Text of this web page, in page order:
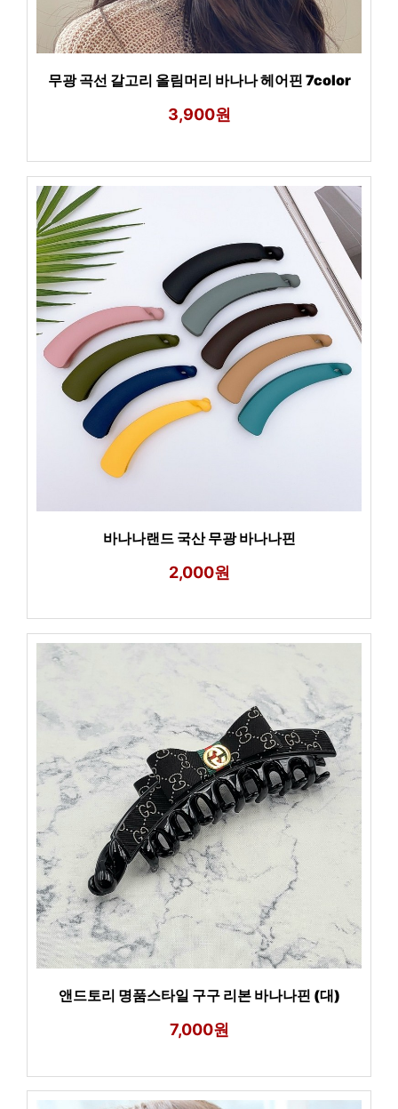
무광 곡선 갈고리 올림머리 바나나 헤어핀 7color
3,900원
바나나랜드 국산 무광 바나나핀
2,000원
앤드토리 명품스타일 구구 리본 바나나핀 (대)
7,000원